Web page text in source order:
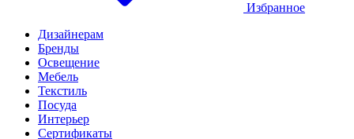
Избранное
Дизайнерам
Бренды
Освещение
Мебель
Текстиль
Посуда
Интерьер
Сертификаты